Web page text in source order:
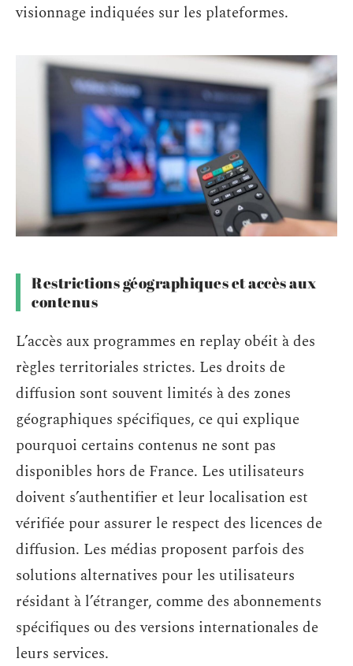
visionnage indiquées sur les plateformes.
Restrictions géographiques et accès aux
contenus
L’accès aux programmes en replay obéit à des
règles territoriales strictes. Les droits de
diffusion sont souvent limités à des zones
géographiques spécifiques, ce qui explique
pourquoi certains contenus ne sont pas
disponibles hors de France. Les utilisateurs
doivent s’authentifier et leur localisation est
vérifiée pour assurer le respect des licences de
diffusion. Les médias proposent parfois des
solutions alternatives pour les utilisateurs
résidant à l’étranger, comme des abonnements
spécifiques ou des versions internationales de
leurs services.